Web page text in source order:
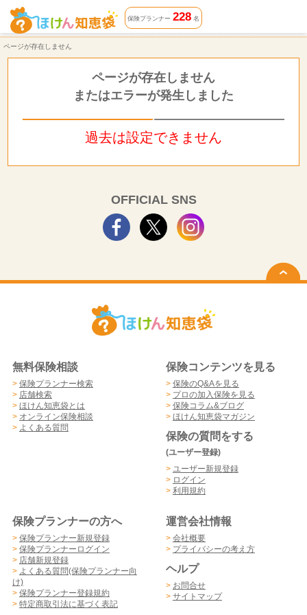
ページが存在しません | ほけん知恵袋
保険プランナー 228名
ページが存在しません
ページが存在しません
またはエラーが発生しました
過去は設定できません
OFFICIAL SNS
無料保険相談
> 保険プランナー検索
> 店舗検索
> ほけん知恵袋とは
> オンライン保険相談
> よくある質問
保険コンテンツを見る
> 保険のQ&Aを見る
> プロの加入保険を見る
> 保険コラム&ブログ
> ほけん知恵袋マガジン
保険の質問をする
(ユーザー登録)
> ユーザー新規登録
> ログイン
> 利用規約
保険プランナーの方へ
> 保険プランナー新規登録
> 保険プランナーログイン
> 店舗新規登録
> よくある質問(保険プランナー向
け)
> 保険プランナー登録規約
> 特定商取引法に基づく表記
運営会社情報
> 会社概要
> プライバシーの考え方
ヘルプ
> お問合せ
> サイトマップ